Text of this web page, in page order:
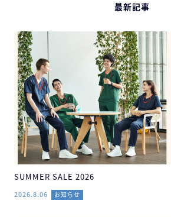
最新記事
SUMMER SALE 2026
2026.8.06 お知らせ